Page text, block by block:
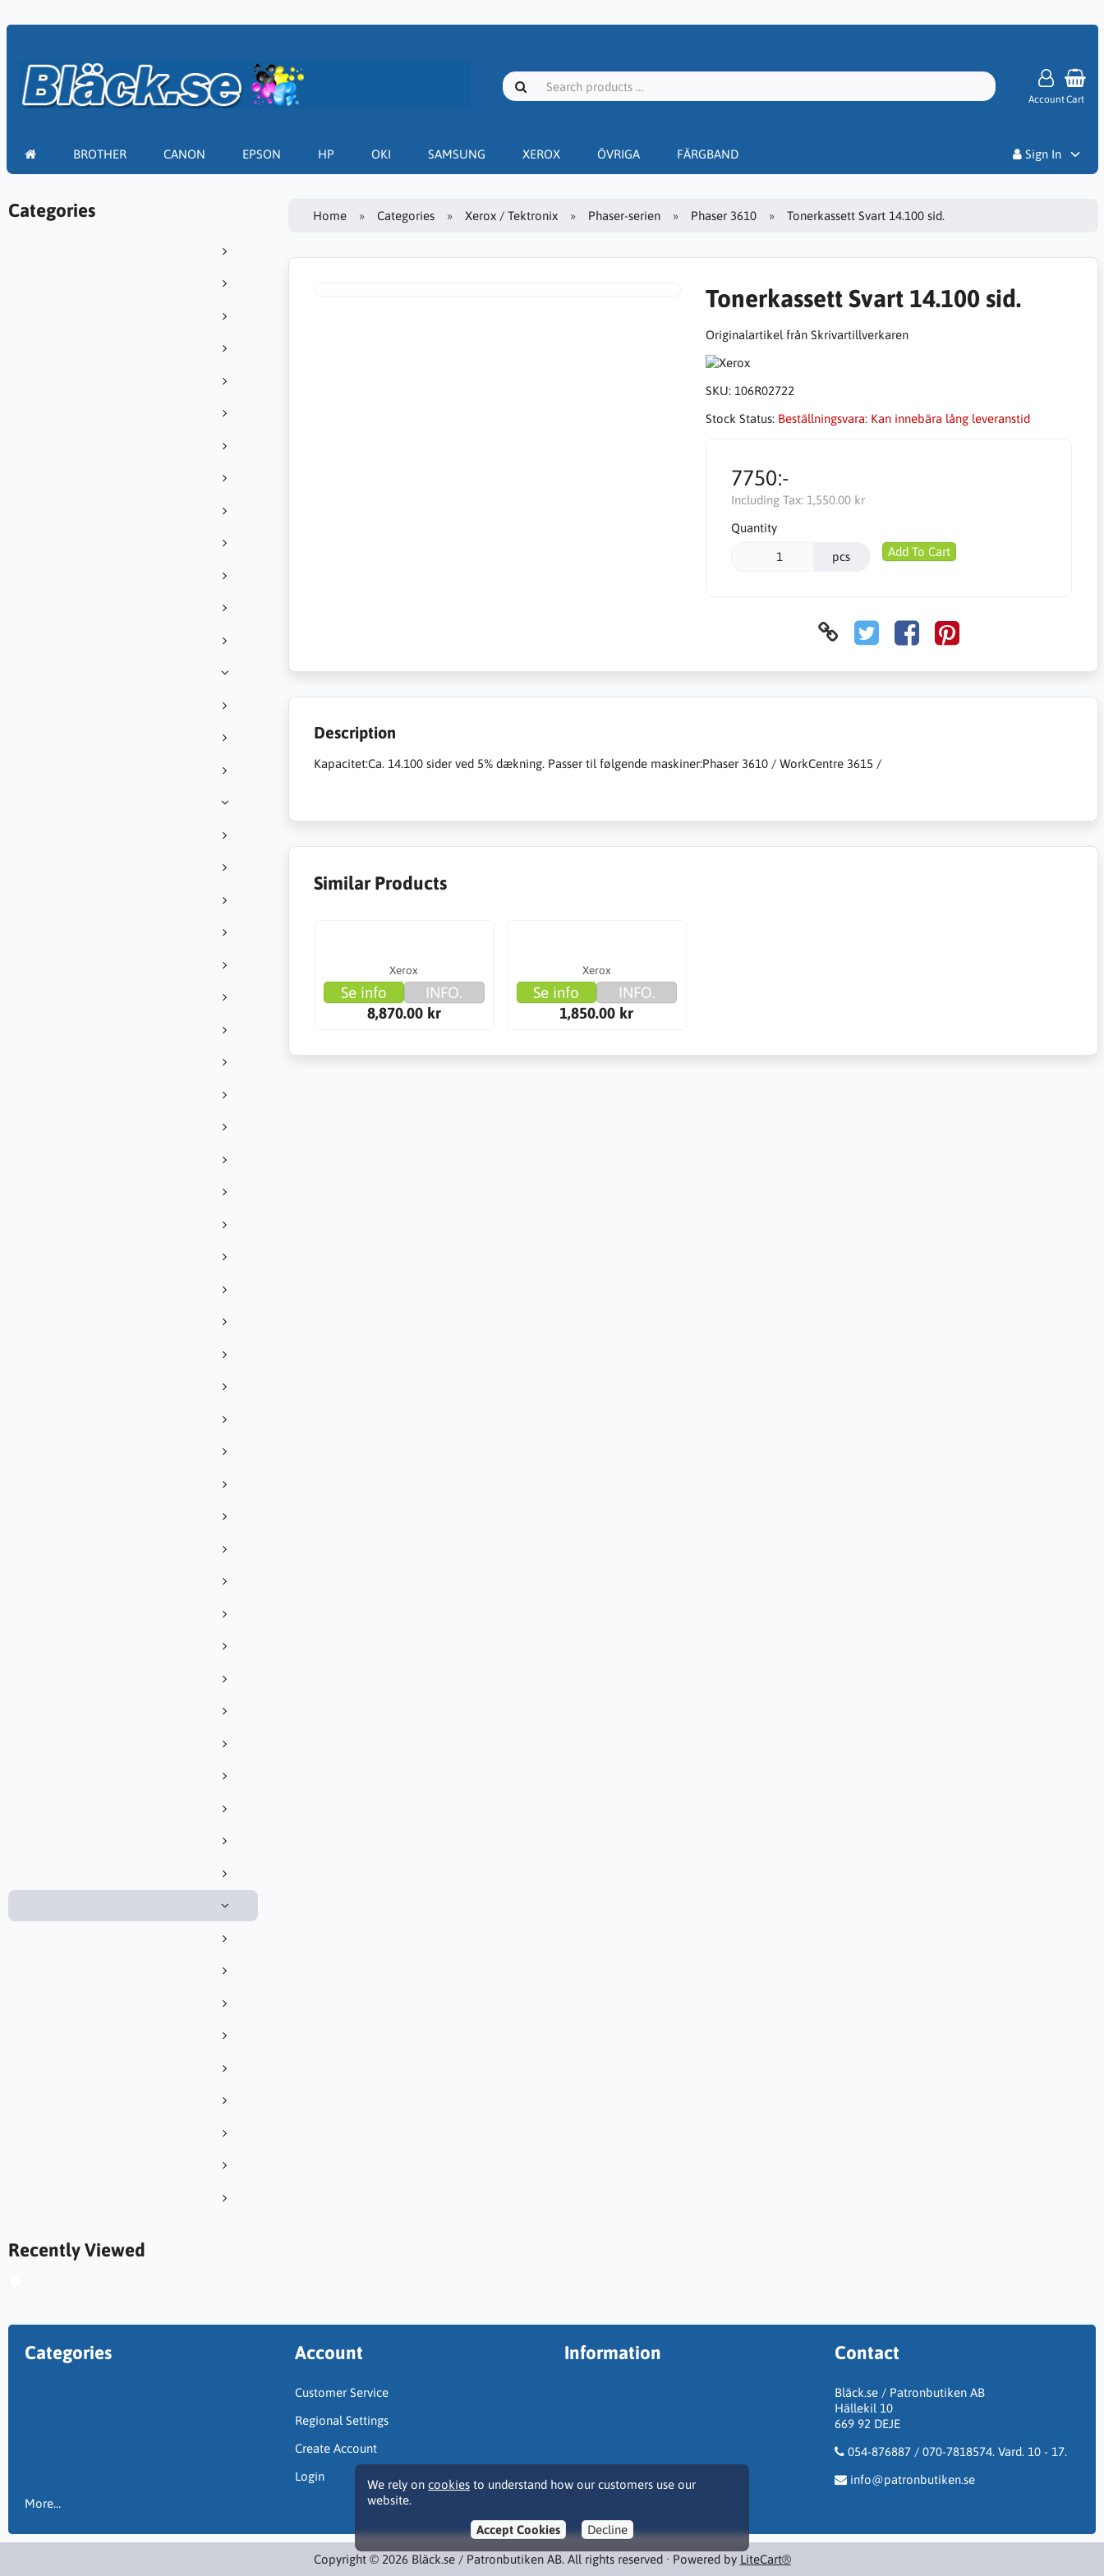
AccountCart
BROTHER CANON EPSON HP OKI SAMSUNG XEROX ÖVRIGA FÄRGBAND
Sign In
Categories
Recently Viewed
Home Categories Xerox / Tektronix Phaser-serien Phaser 3610 Tonerkassett Svart 14.100 sid.
Tonerkassett Svart 14.100 sid.
Originalartikel från Skrivartillverkaren
SKU: 106R02722
Stock Status: Beställningsvara: Kan innebära lång leveranstid
7750:-
Including Tax: 1,550.00 kr
Quantity
pcs Add To Cart
Description
Kapacitet:Ca. 14.100 sider ved 5% dækning. Passer til følgende maskiner:Phaser 3610 / WorkCentre 3615 /
Similar Products
Xerox
Se info
INFO.
8,870.00 kr
Xerox
Se info
INFO.
1,850.00 kr
We rely on cookies to understand how our customers use our
website.
Accept Cookies Decline
Categories
More…
Account
Customer Service
Regional Settings
Create Account
Login
Information Contact
Bläck.se / Patronbutiken AB
Hällekil 10
669 92 DEJE
054-876887 / 070-7818574. Vard. 10 - 17.
info@patronbutiken.se
Copyright © 2026 Bläck.se / Patronbutiken AB. All rights reserved · Powered by LiteCart®